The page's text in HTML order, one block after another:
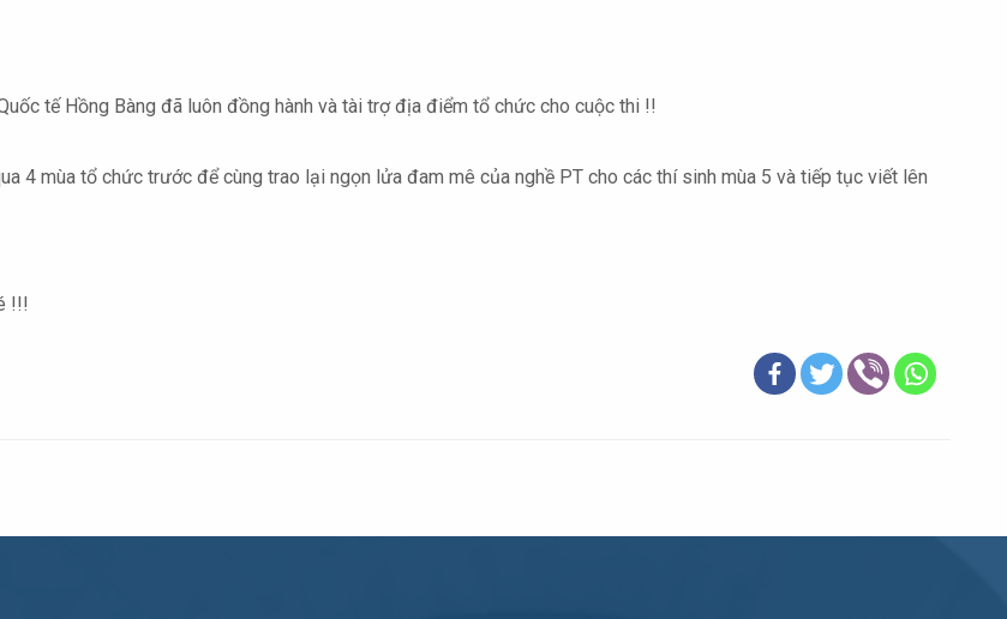
tế Hồng Bàng đã luôn đồng hành và tài trợ địa điểm tổ chức cho cuộc thi !!
4 mùa tổ chức trước để cùng trao lại ngọn lửa đam mê của nghề PT cho các thí sinh mùa 5 và tiếp tục viết lên
!!!